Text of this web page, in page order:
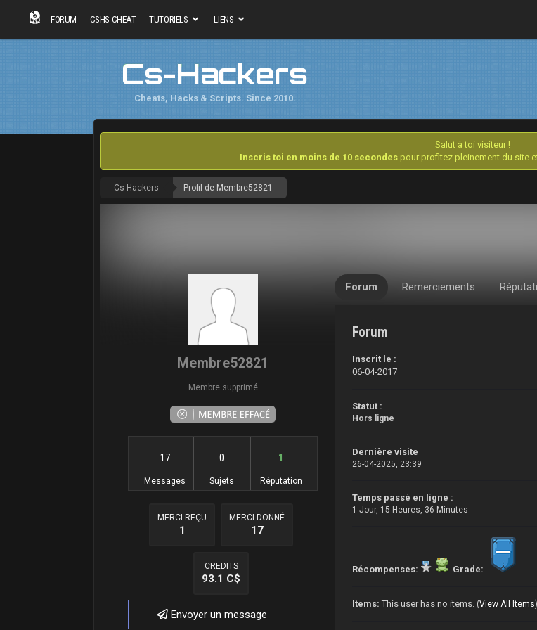
FORUM CSHS CHEAT TUTORIELS LIENS
Cs-Hackers
Cheats, Hacks & Scripts. Since 2010.
Salut à toi visiteur !
Inscris toi en moins de 10 secondes pour profitez pleinement du site
Cs-Hackers Profil de Membre52821
Membre52821
Membre supprimé
17
Messages
0
Sujets
1
Réputation
MERCI REÇU
1
MERCI DONNÉ
17
CREDITS
93.1 C$
Envoyer un message
Forum Remerciements
Forum
Inscrit le :
06-04-2017
Statut :
Hors ligne
Dernière visite
26-04-2025, 23:39
Temps passé en ligne :
1 Jour, 15 Heures, 36 Minutes
Récompenses: Grade:
Items: This user has no items. (View All Items)